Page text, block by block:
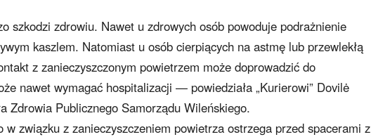
szkodzi zdrowiu. Nawet u zdrowych osób powoduje podrażnienie
kaszlem. Natomiast u osób cierpiących na astmę lub przewlekłą
z zanieczyszczonym powietrzem może doprowadzić do
nawet wymagać hospitalizacji — powiedziała „Kurierowi” Dovilė
Zdrowia Publicznego Samorządu Wileńskiego.
związku z zanieczyszczeniem powietrza ostrzega przed spacerami z